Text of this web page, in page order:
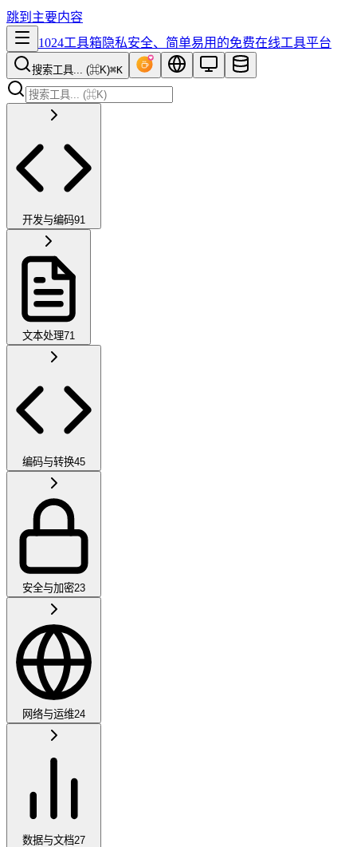
跳到主要内容
1024工具箱隐私安全、简单易用的免费在线工具平台
搜索工具... (⌘K)⌘K
开发与编码91
文本处理71
编码与转换45
安全与加密23
网络与运维24
数据与文档27